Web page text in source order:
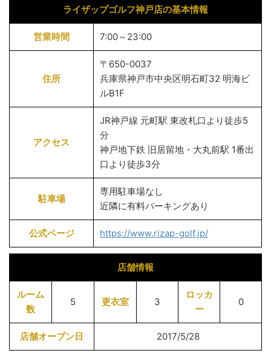
ライザップゴルフ神戸店の基本情報
営業時間 7:00～23:00
住所
〒650-0037
兵庫県神戸市中央区明石町32 明海ビ
ルB1F
アクセス
JR神戸線 元町駅 東改札口より徒歩5
分
神戸地下鉄 旧居留地・大丸前駅 1番出
口より徒歩3分
駐車場
専用駐車場なし
近隣に有料パーキングあり
公式ページ https://www.rizap-golf.jp/
店舗情報
ルーム
数
5 更衣室 3
ロッカ
ー
0
店舗オープン日 2017/5/28